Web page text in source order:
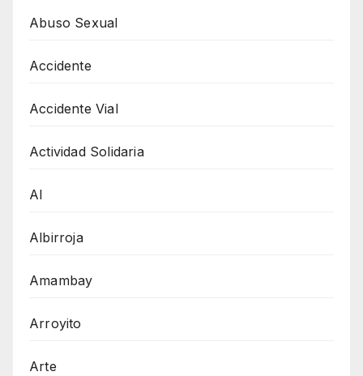
Abuso Sexual
Accidente
Accidente Vial
Actividad Solidaria
AI
Albirroja
Amambay
Arroyito
Arte